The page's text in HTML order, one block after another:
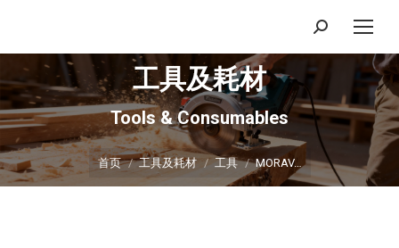
搜
索：
工具及耗材
Tools & Consumables
你在这里：
首页 工具及耗材 工具 MORAV…